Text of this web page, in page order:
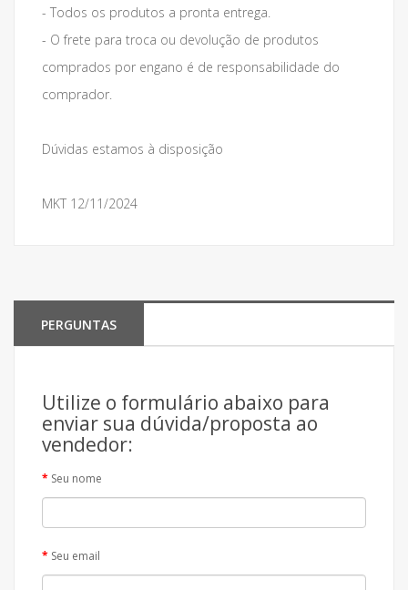
- Todos os produtos a pronta entrega.
- O frete para troca ou devolução de produtos
comprados por engano é de responsabilidade do
comprador.
Dúvidas estamos à disposição
MKT 12/11/2024
PERGUNTAS
Utilize o formulário abaixo para
enviar sua dúvida/proposta ao
vendedor:
Seu nome
Seu email